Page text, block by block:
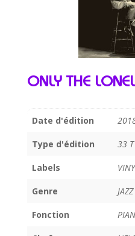
ONLY THE
Date d'édition
Type d'édition 33
Labels
Genre JAZZ
Fonction